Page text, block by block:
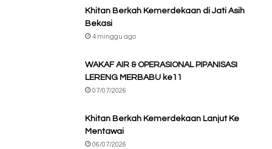
Khitan Berkah Kemerdekaan di Jati Asih
Bekasi
4 minggu ago
WAKAF AIR & OPERASIONAL PIPANISASI
LERENG MERBABU ke11
07/07/2026
Khitan Berkah Kemerdekaan Lanjut Ke
Mentawai
06/07/2026